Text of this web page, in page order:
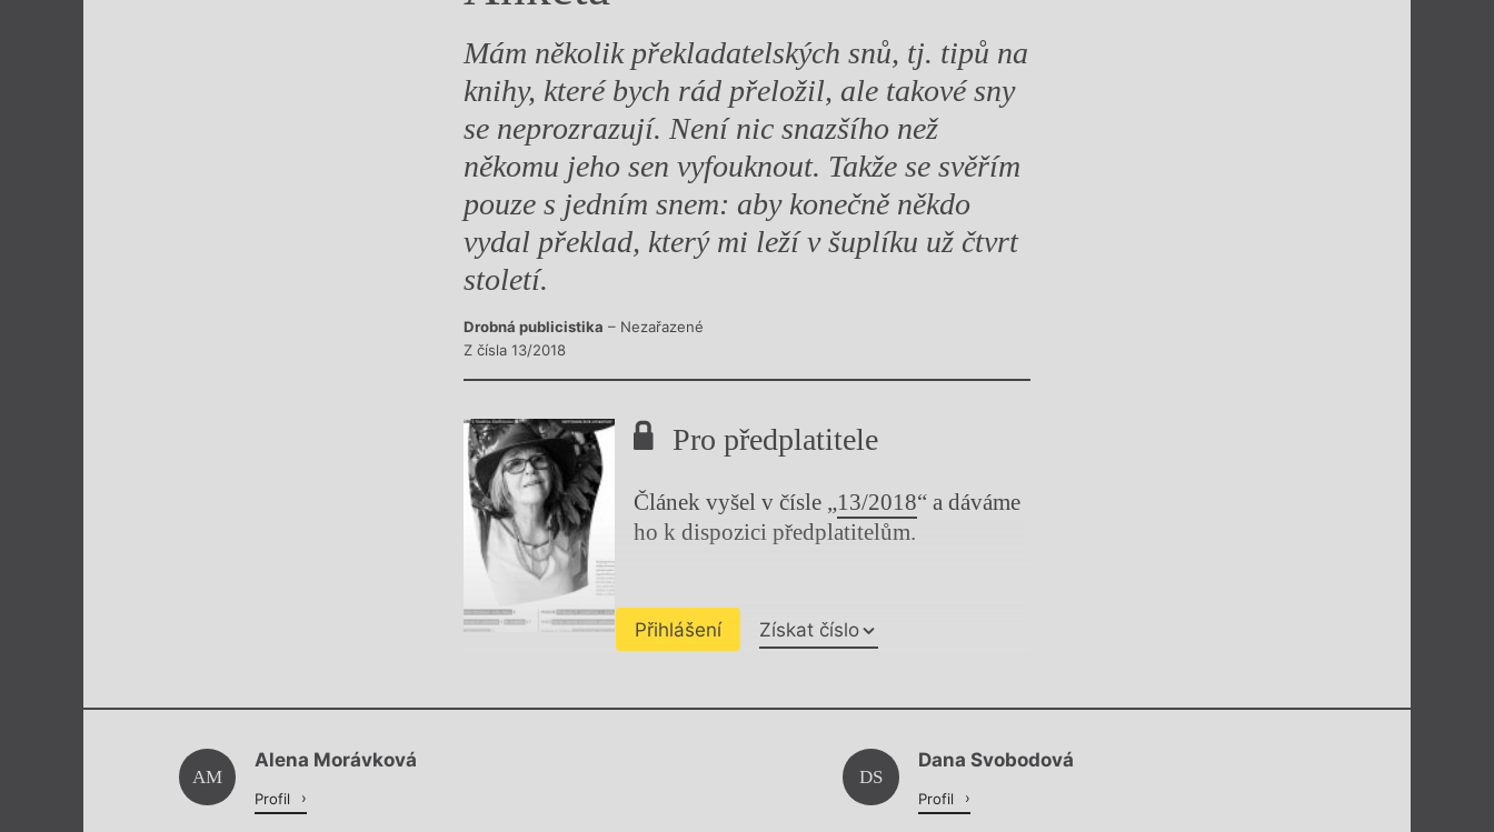
Mám několik překladatelských snů, tj. tipů na
knihy, které bych rád přeložil, ale takové sny
se neprozrazují. Není nic snazšího než
někomu jeho sen vyfouknout. Takže se svěřím
pouze s jedním snem: aby konečně někdo
vydal překlad, který mi leží v šuplíku už čtvrt
století.
Drobná publicistika – Nezařazené
Z čísla 13/2018
Pro předplatitele
Článek vyšel v čísle „13/2018“ a dáváme
ho k dispozici předplatitelům.
Přihlášení Získat číslo
Chviličku.
AM
Alena Morávková
Profil
DS
Dana Svobodová
Profil